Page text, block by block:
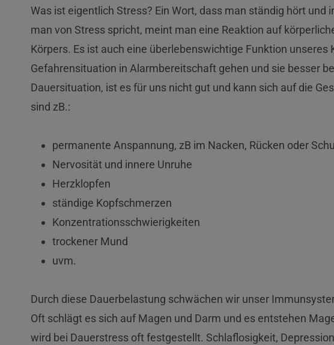
Was ist eigentlich Stress? Ein Wort, dass man ständig hört und
man von Stress spricht, meint man eine Reaktion auf
Körpers. Es ist auch eine überlebenswichtige Funktion unseres
Gefahrensituation in Alarmbereitschaft gehen und sie besser
Dauersituation, ist es für uns nicht gut und kann sich auf die
sind zB.:
permanente Anspannung, zB im Nacken, Rücken oder
Nervosität und innere Unruhe
Herzklopfen
ständige Kopfschmerzen
Konzentrationsschwierigkeiten
trockener Mund
uvm.
Durch diese Dauerbelastung schwächen wir unser
Oft schlägt es sich auf Magen und Darm und es entstehen
wird bei Dauerstress oft festgestellt. Schlaflosigkeit,